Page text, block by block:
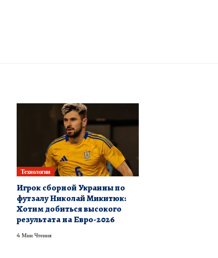
Технологии
Игрок сборной Украины по
футзалу Николай Микитюк:
Хотим добиться высокого
результата на Евро-2026
4 Мин Чтения